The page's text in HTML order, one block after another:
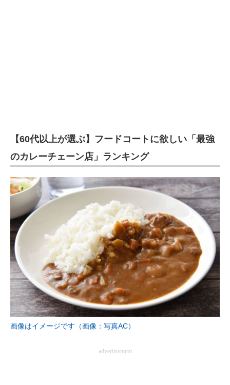
【60代以上が選ぶ】フードコートに欲しい「最強
のカレーチェーン店」ランキング
画像はイメージです（画像：写真AC）
advertisement